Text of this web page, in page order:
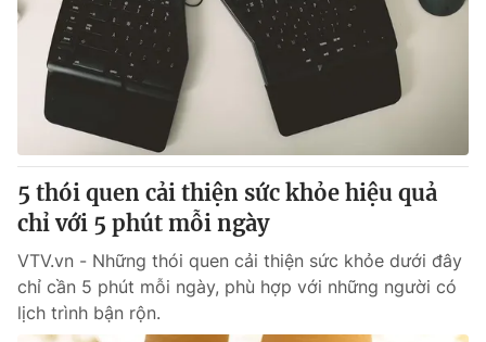
5 thói quen cải thiện sức khỏe hiệu quả
chỉ với 5 phút mỗi ngày
VTV.vn - Những thói quen cải thiện sức khỏe dưới đây
chỉ cần 5 phút mỗi ngày, phù hợp với những người có
lịch trình bận rộn.